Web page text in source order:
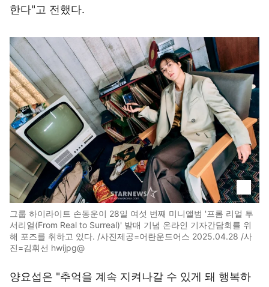
한다"고 전했다.
그룹 하이라이트 손동운이 28일 여섯 번째 미니앨범 '프롬 리얼 투
서리얼(From Real to Surreal)' 발매 기념 온라인 기자간담회를 위
해 포즈를 취하고 있다. /사진제공=어란운드어스 2025.04.28 /사
진=김휘선 hwijpg@
양요섭은 "추억을 계속 지켜나갈 수 있게 돼 행복하